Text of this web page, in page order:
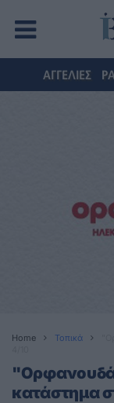
ΑΓΓΕΛΙΕΣ
Home Τοπικά
κατάστημα